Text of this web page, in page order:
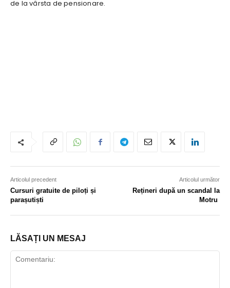
de la vârsta de pensionare.
Articolul precedent
Cursuri gratuite de piloți și
parașutiști
Articolul următor
Rețineri după un scandal la
Motru
LĂSAȚI UN MESAJ